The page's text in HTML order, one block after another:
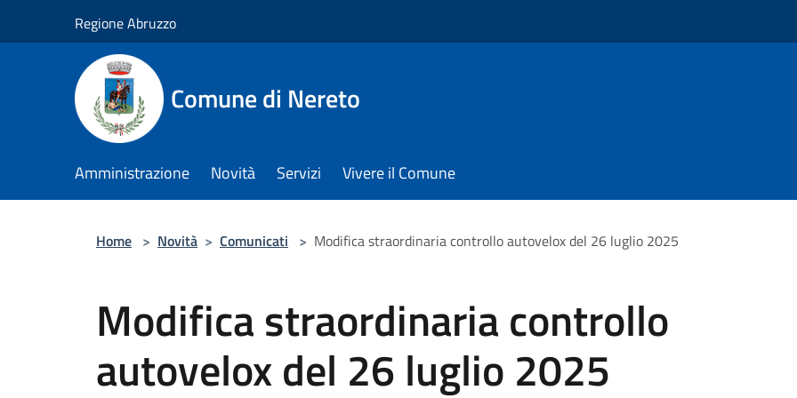
Regione Abruzzo
Comune di Nereto
Amministrazione Novità Servizi Vivere il Comune
Home > Novità > Comunicati > Modifica straordinaria controllo autovelox del 26 luglio 2025
Modifica straordinaria controllo
autovelox del 26 luglio 2025